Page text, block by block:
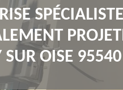
SPÉCIALISTE
SUR OISE 95540